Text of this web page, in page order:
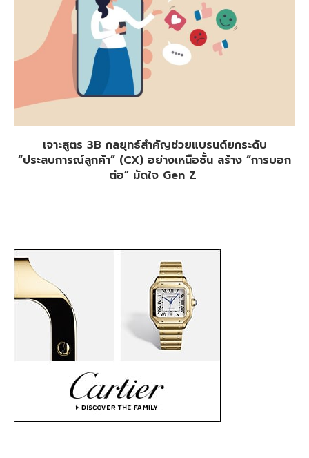
เจาะสูตร 3B กลยุทธ์สำคัญช่วยแบรนด์ยกระดับ
“ประสบการณ์ลูกค้า” (CX) อย่างเหนือชั้น สร้าง “การบอก
ต่อ” มัดใจ Gen Z